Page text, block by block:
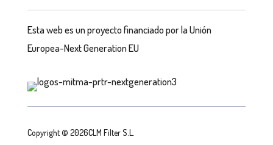
Esta web es un proyecto financiado por la Unión
Europea-Next Generation EU
Copyright © 2026CLM Filter S.L.